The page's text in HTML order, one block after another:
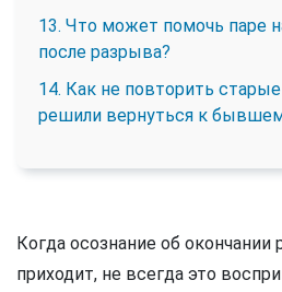
13. Что может помочь паре
после разрыва?
14. Как не повторить
решили вернуться к
Когда осознание об окончании
приходит, не всегда это